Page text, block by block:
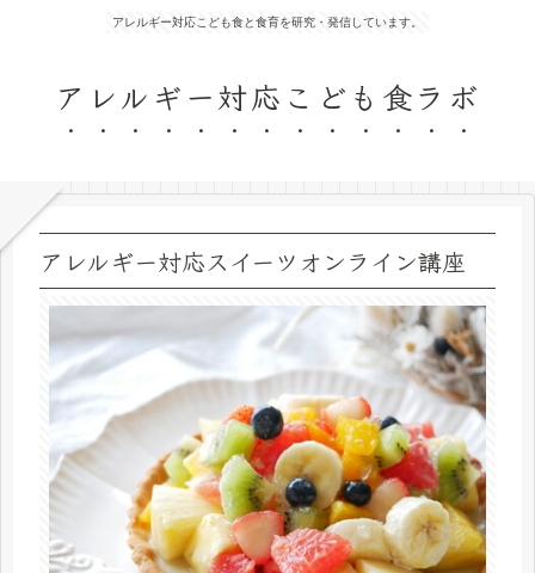
アレルギー対応こども食と食育を研究・発信しています。
アレルギー対応こども食ラボ
アレルギー対応スイーツオンライン講座